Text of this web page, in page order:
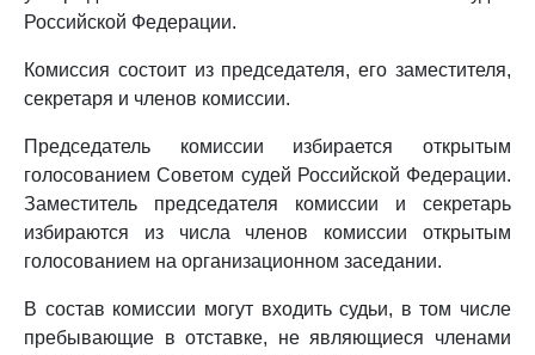
Российской Федерации.
Комиссия состоит из председателя, его заместителя,
секретаря и членов комиссии.
Председатель комиссии избирается открытым
голосованием Советом судей Российской Федерации.
Заместитель председателя комиссии и секретарь
избираются из числа членов комиссии открытым
голосованием на организационном заседании.
В состав комиссии могут входить судьи, в том числе
пребывающие в отставке, не являющиеся членами